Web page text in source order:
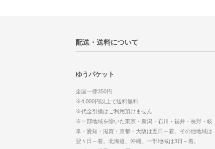
配送・送料について
ゆうパケット
全国一律350円
※4,000円以上で送料無料
※代金引換はご利用頂けません
※一部地域を除いた東京・新潟・石川・福井・長野・岐
阜・愛知・滋賀・京都・大阪は翌日～着。その他地域は
翌々日～着。北海道、沖縄、一部地域は3日～着。